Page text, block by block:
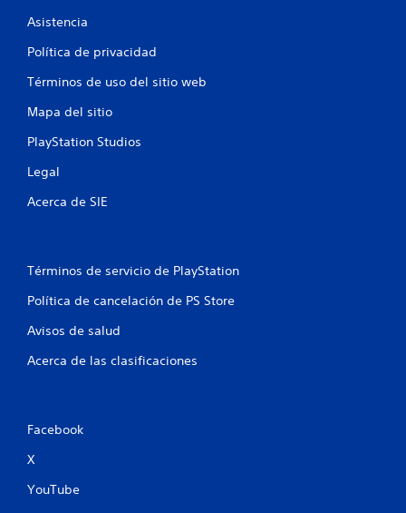
Asistencia
Política de privacidad
Términos de uso del sitio web
Mapa del sitio
PlayStation Studios
Legal
Acerca de SIE
Términos de servicio de PlayStation
Política de cancelación de PS Store
Avisos de salud
Acerca de las clasificaciones
Facebook
X
YouTube